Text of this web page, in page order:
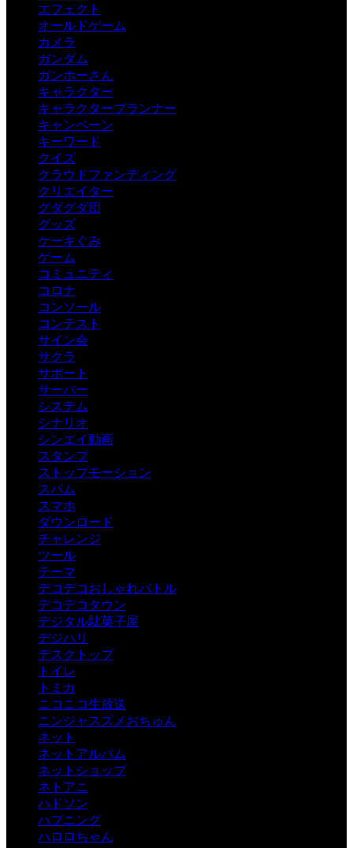
エフェクト
オールドゲーム
カメラ
ガンダム
ガンホーさん
キャラクター
キャラクタープランナー
キャンペーン
キーワード
クイズ
クラウドファンディング
クリエイター
グダグダ団
グッズ
ケーキぐみ
ゲーム
コミュニティ
コロナ
コンソール
コンテスト
サイン会
サクラ
サポート
サーバー
システム
シナリオ
シンエイ動画
スタンプ
ストップモーション
スパム
スマホ
ダウンロード
チャレンジ
ツール
テーマ
デコデコおしゃれバトル
デコデコタウン
デジタル駄菓子屋
デジハリ
デスクトップ
トイレ
トミカ
ニコニコ生放送
ニンジャスズメおちゅん
ネット
ネットアルバム
ネットショップ
ネトアニ
ハドソン
ハプニング
ハロロちゃん